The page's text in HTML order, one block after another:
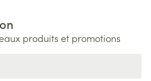
produits et promotions